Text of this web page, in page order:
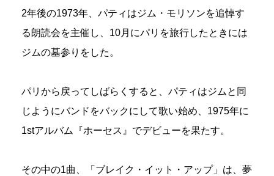
2年後の1973年、パティはジム・モリソンを追悼す
る朗読会を主催し、10月にパリを旅行したときには
ジムの墓参りをした。
パリから戻ってしばらくすると、パティはジムと同
じようにバンドをバックにして歌い始め、1975年に
1stアルバム『ホーセス』でデビューを果たす。
その中の1曲、「ブレイク・イット・アップ」は、夢